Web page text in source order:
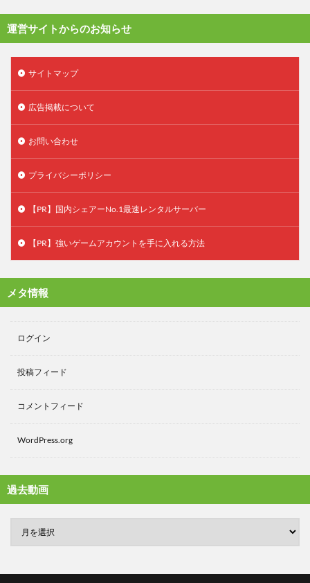
運営サイトからのお知らせ
サイトマップ
広告掲載について
お問い合わせ
プライバシーポリシー
【PR】国内シェアーNo.1最速レンタルサーバー
【PR】強いゲームアカウントを手に入れる方法
メタ情報
ログイン
投稿フィード
コメントフィード
WordPress.org
過去動画